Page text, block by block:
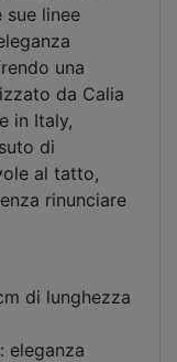
linee
una
da Calia
in Italy,
di
al tatto,
rinunciare
di lunghezza
eleganza